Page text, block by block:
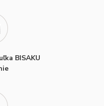
BISAKU